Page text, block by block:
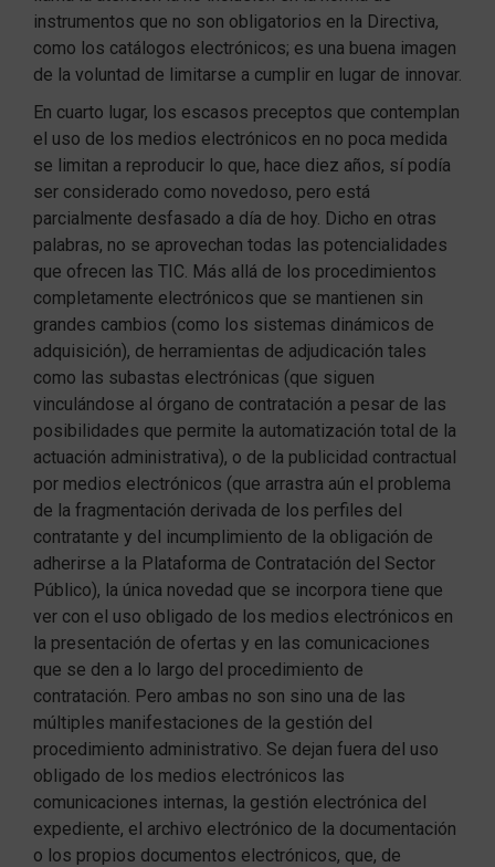
instrumentos que no son obligatorios en la Directiva,
como los catálogos electrónicos; es una buena imagen
de la voluntad de limitarse a cumplir en lugar de innovar.
En cuarto lugar, los escasos preceptos que contemplan
el uso de los medios electrónicos en no poca medida
se limitan a reproducir lo que, hace diez años, sí podía
ser considerado como novedoso, pero está
parcialmente desfasado a día de hoy. Dicho en otras
palabras, no se aprovechan todas las potencialidades
que ofrecen las TIC. Más allá de los procedimientos
completamente electrónicos que se mantienen sin
grandes cambios (como los sistemas dinámicos de
adquisición), de herramientas de adjudicación tales
como las subastas electrónicas (que siguen
vinculándose al órgano de contratación a pesar de las
posibilidades que permite la automatización total de la
actuación administrativa), o de la publicidad contractual
por medios electrónicos (que arrastra aún el problema
de la fragmentación derivada de los perfiles del
contratante y del incumplimiento de la obligación de
adherirse a la Plataforma de Contratación del Sector
Público), la única novedad que se incorpora tiene que
ver con el uso obligado de los medios electrónicos en
la presentación de ofertas y en las comunicaciones
que se den a lo largo del procedimiento de
contratación. Pero ambas no son sino una de las
múltiples manifestaciones de la gestión del
procedimiento administrativo. Se dejan fuera del uso
obligado de los medios electrónicos las
comunicaciones internas, la gestión electrónica del
expediente, el archivo electrónico de la documentación
o los propios documentos electrónicos, que, de